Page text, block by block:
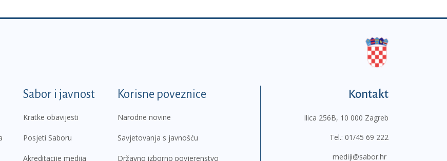
Sabor i javnost
Kratke obavijesti
Posjeti Saboru
Akreditacije medija
Korisne poveznice
Narodne novine
Savjetovanja s javnošću
Državno izborno povjerenstvo
Kontakt
Ilica 256B, 10 000 Zagreb
Tel.: 01/45 69 222
mediji@sabor.hr